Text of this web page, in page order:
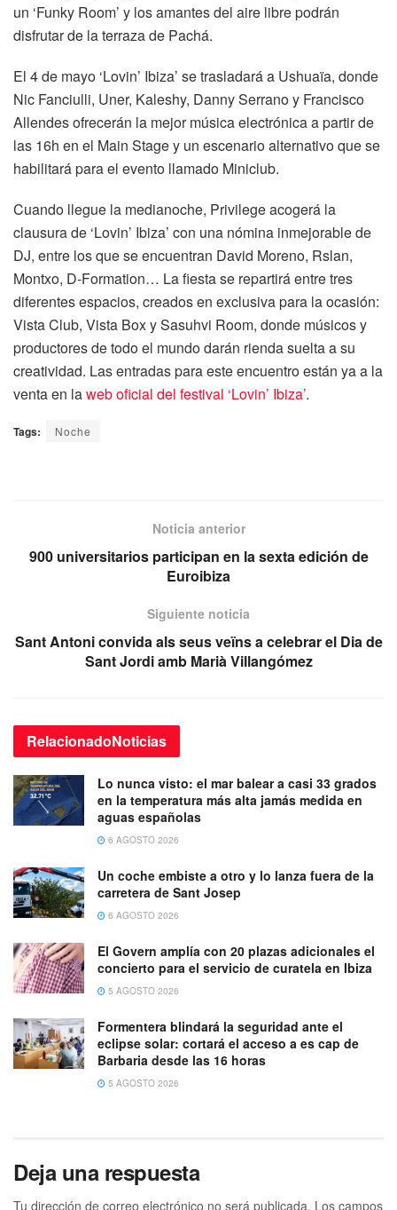
un ‘Funky Room’ y los amantes del aire libre podrán
disfrutar de la terraza de Pachá.
El 4 de mayo ‘Lovin’ Ibiza’ se trasladará a Ushuaïa, donde
Nic Fanciulli, Uner, Kaleshy, Danny Serrano y Francisco
Allendes ofrecerán la mejor música electrónica a partir de
las 16h en el Main Stage y un escenario alternativo que se
habilitará para el evento llamado Miniclub.
Cuando llegue la medianoche, Privilege acogerá la
clausura de ‘Lovin’ Ibiza’ con una nómina inmejorable de
DJ, entre los que se encuentran David Moreno, Rslan,
Montxo, D-Formation… La fiesta se repartirá entre tres
diferentes espacios, creados en exclusiva para la ocasión:
Vista Club, Vista Box y Sasuhvi Room, donde músicos y
productores de todo el mundo darán rienda suelta a su
creatividad. Las entradas para este encuentro están ya a la
venta en laweb oficial del festival ‘Lovin’ Ibiza’.
Tags: Noche
Noticia anterior
900 universitarios participan en la sexta edición de
Euroibiza
Siguiente noticia
Sant Antoni convida als seus veïns a celebrar el Dia de
Sant Jordi amb Marià Villangómez
RelacionadoNoticias
Lo nunca visto: el mar balear a casi 33 grados
en la temperatura más alta jamás medida en
aguas españolas
6 AGOSTO 2026
Un coche embiste a otro y lo lanza fuera de la
carretera de Sant Josep
6 AGOSTO 2026
El Govern amplía con 20 plazas adicionales el
concierto para el servicio de curatela en Ibiza
5 AGOSTO 2026
Formentera blindará la seguridad ante el
eclipse solar: cortará el acceso a es cap de
Barbaria desde las 16 horas
5 AGOSTO 2026
Deja una respuesta
Tu dirección de correo electrónico no será publicada. Los campos